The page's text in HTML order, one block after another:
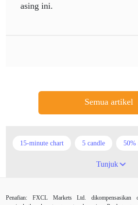
asing ini.
Semua artikel
15-minute chart 5 candle 50%
Akaun cent
Analisis teknikal Android
Tunjuk
Penafian: FXCL Markets Ltd. dikompensasikan